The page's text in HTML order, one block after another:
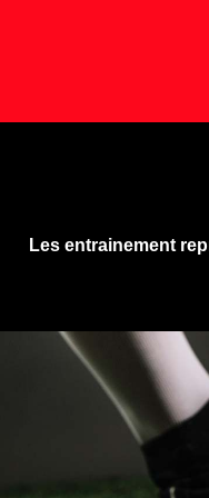
Les entrainement